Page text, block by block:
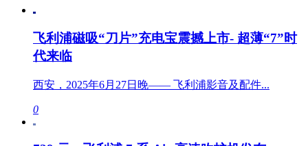
飞利浦磁吸“刀片”充电宝震撼上市- 超薄“7”时
代来临
西安，2025年6月27日晚—— 飞利浦影音及配件...
0